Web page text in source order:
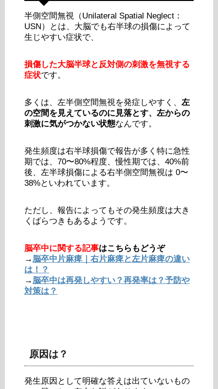
半側空間無視（Unilateral Spatial Neglect：
USN）とは、大脳でも右半球の損傷によって
生じやすい症状で、
損傷した大脳半球と反対側の刺激を無視する
症状です。
多くは、左半側空間無視を発症しやすく、 左
の空間を見えているのに見落とす、左からの
刺激に気がつかない状態なんです。
発生頻度は右半球損傷で報告が多く特に急性
期では、70〜80%程度、慢性期では、40%前
後、左半球損傷による右半側空間無視は 0〜
38%といわれています。
ただし、報告によってもその発生頻度は大き
くばらつきもあるようです。
脳卒中に関する記事はこちらもどうぞ
→ 脳卒中片麻痺｜右片麻痺と左片麻痺の違い
は！？
→ 脳卒中は再発しやすい？再発率は？予防や
対策は？
原因は？
発生原因として明確な答えは出ていないもの